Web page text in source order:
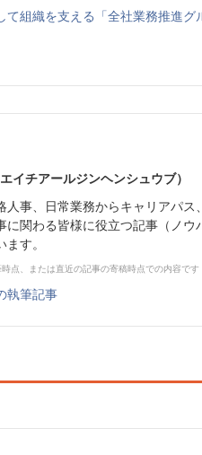
て組織を支える「全社業務推進
イチアールジンヘンシュウブ）
人事、日常業務からキャリアパス
に関わる皆様に役立つ記事（ノウ
す。
点、または直近の記事の寄稿時点での内容です
執筆記事